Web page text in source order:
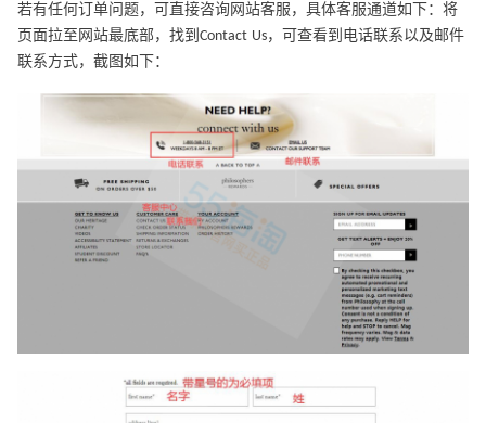
若有任何订单问题，可直接咨询网站客服，具体客服通道如下：将
页面拉至网站最底部，找到Contact Us，可查看到电话联系以及邮件
联系方式，截图如下：